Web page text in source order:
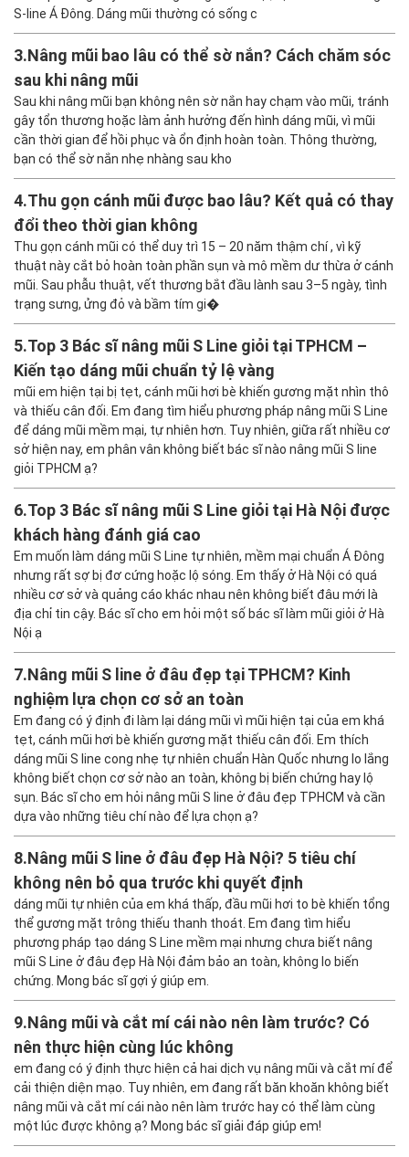
S-line Á Đông. Dáng mũi thường có sống c
3.Nâng mũi bao lâu có thể sờ nắn? Cách chăm sóc
sau khi nâng mũi
Sau khi nâng mũi bạn không nên sờ nắn hay chạm vào mũi, tránh
gây tổn thương hoặc làm ảnh hưởng đến hình dáng mũi, vì mũi
cần thời gian để hồi phục và ổn định hoàn toàn. Thông thường,
bạn có thể sờ nắn nhẹ nhàng sau kho
4.Thu gọn cánh mũi được bao lâu? Kết quả có thay
đổi theo thời gian không
Thu gọn cánh mũi có thể duy trì 15 – 20 năm thậm chí , vì kỹ
thuật này cắt bỏ hoàn toàn phần sụn và mô mềm dư thừa ở cánh
mũi. Sau phẫu thuật, vết thương bắt đầu lành sau 3–5 ngày, tình
trạng sưng, ửng đỏ và bầm tím gi�
5.Top 3 Bác sĩ nâng mũi S Line giỏi tại TPHCM –
Kiến tạo dáng mũi chuẩn tỷ lệ vàng
mũi em hiện tại bị tẹt, cánh mũi hơi bè khiến gương mặt nhìn thô
và thiếu cân đối. Em đang tìm hiểu phương pháp nâng mũi S Line
để dáng mũi mềm mại, tự nhiên hơn. Tuy nhiên, giữa rất nhiều cơ
sở hiện nay, em phân vân không biết bác sĩ nào nâng mũi S line
giỏi TPHCM ạ?
6.Top 3 Bác sĩ nâng mũi S Line giỏi tại Hà Nội được
khách hàng đánh giá cao
Em muốn làm dáng mũi S Line tự nhiên, mềm mại chuẩn Á Đông
nhưng rất sợ bị đơ cứng hoặc lộ sóng. Em thấy ở Hà Nội có quá
nhiều cơ sở và quảng cáo khác nhau nên không biết đâu mới là
địa chỉ tin cậy. Bác sĩ cho em hỏi một số bác sĩ làm mũi giỏi ở Hà
Nội ạ
7.Nâng mũi S line ở đâu đẹp tại TPHCM? Kinh
nghiệm lựa chọn cơ sở an toàn
Em đang có ý định đi làm lại dáng mũi vì mũi hiện tại của em khá
tẹt, cánh mũi hơi bè khiến gương mặt thiếu cân đối. Em thích
dáng mũi S line cong nhẹ tự nhiên chuẩn Hàn Quốc nhưng lo lắng
không biết chọn cơ sở nào an toàn, không bị biến chứng hay lộ
sụn. Bác sĩ cho em hỏi nâng mũi S line ở đâu đẹp TPHCM và cần
dựa vào những tiêu chí nào để lựa chọn ạ?
8.Nâng mũi S line ở đâu đẹp Hà Nội? 5 tiêu chí
không nên bỏ qua trước khi quyết định
dáng mũi tự nhiên của em khá thấp, đầu mũi hơi to bè khiến tổng
thể gương mặt trông thiếu thanh thoát. Em đang tìm hiểu
phương pháp tạo dáng S Line mềm mại nhưng chưa biết nâng
mũi S Line ở đâu đẹp Hà Nội đảm bảo an toàn, không lo biến
chứng. Mong bác sĩ gợi ý giúp em.
9.Nâng mũi và cắt mí cái nào nên làm trước? Có
nên thực hiện cùng lúc không
em đang có ý định thực hiện cả hai dịch vụ nâng mũi và cắt mí để
cải thiện diện mạo. Tuy nhiên, em đang rất băn khoăn không biết
nâng mũi và cắt mí cái nào nên làm trước hay có thể làm cùng
một lúc được không ạ? Mong bác sĩ giải đáp giúp em!